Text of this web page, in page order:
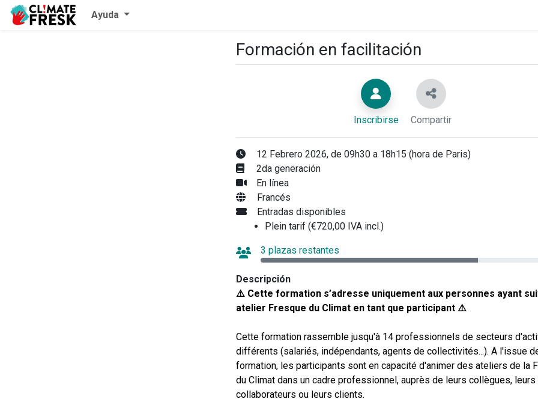
Ayuda
Formación en facilitación
Inscribirse Compartir
12 Febrero 2026, de 09h30 a 18h15 (hora de Paris)
2da generación
En línea
Francés
Entradas disponibles
Plein tarif (€720,00 IVA incl.)
3 plazas restantes
Descripción
⚠️ Cette formation s’adresse uniquement aux personnes ayant
atelier Fresque du Climat en tant que participant ⚠️
Cette formation rassemble jusqu'à 14 professionnels de secteurs
différents (salariés, indépendants, agents de collectivités...). A l'issue
formation, les participants sont en capacité d'animer des ateliers de la
du Climat dans un cadre professionnel, auprès de leurs collègues, leurs
collaborateurs ou leurs clients.